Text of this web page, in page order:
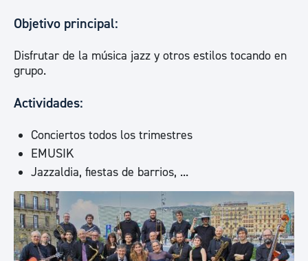
Objetivo principal:
Disfrutar de la música jazz y otros estilos tocando en
grupo.
Actividades:
Conciertos todos los trimestres
EMUSIK
Jazzaldia, fiestas de barrios, ...